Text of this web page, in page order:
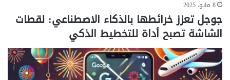
8 مايو، 2025
جوجل تعزز خرائطها بالذكاء الاصطناعي: لقطات
الشاشة تصبح أداة للتخطيط الذكي